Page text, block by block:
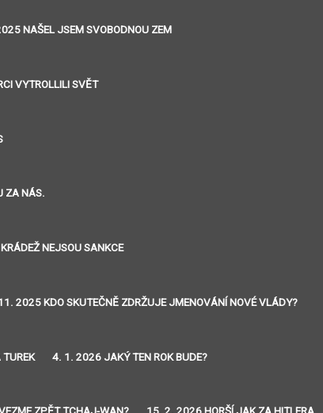
NAŠEL JSEM SVOBODNOU ZEM
VYTROLLILI SVĚT
ZA NÁS.
NEJSOU SANKCE
2025 KDO SKUTEČNĚ ZDRŽUJE JMENOVÁNÍ NOVÉ VLÁDY?
4. 1. 2026 JAKÝ TEN ROK BUDE?